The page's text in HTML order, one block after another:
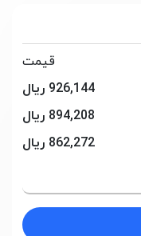
قیمت
926,144 ریال
894,208 ریال
862,272 ریال